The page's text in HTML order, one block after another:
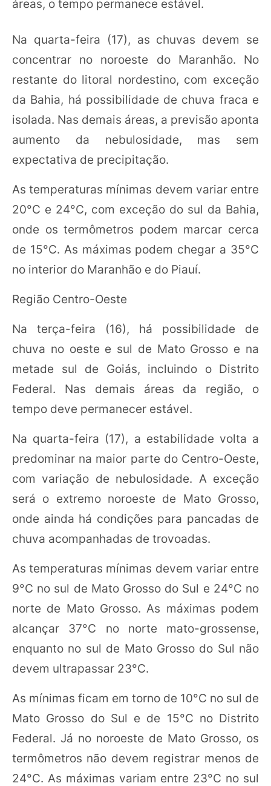
áreas, o tempo permanece estável.
Na quarta-feira (17), as chuvas devem se
concentrar no noroeste do Maranhão. No
restante do litoral nordestino, com exceção
da Bahia, há possibilidade de chuva fraca e
isolada. Nas demais áreas, a previsão aponta
aumento da nebulosidade, mas sem
expectativa de precipitação.
As temperaturas mínimas devem variar entre
20°C e 24°C, com exceção do sul da Bahia,
onde os termômetros podem marcar cerca
de 15°C. As máximas podem chegar a 35°C
no interior do Maranhão e do Piauí.
Região Centro-Oeste
Na terça-feira (16), há possibilidade de
chuva no oeste e sul de Mato Grosso e na
metade sul de Goiás, incluindo o Distrito
Federal. Nas demais áreas da região, o
tempo deve permanecer estável.
Na quarta-feira (17), a estabilidade volta a
predominar na maior parte do Centro-Oeste,
com variação de nebulosidade. A exceção
será o extremo noroeste de Mato Grosso,
onde ainda há condições para pancadas de
chuva acompanhadas de trovoadas.
As temperaturas mínimas devem variar entre
9°C no sul de Mato Grosso do Sul e 24°C no
norte de Mato Grosso. As máximas podem
alcançar 37°C no norte mato-grossense,
enquanto no sul de Mato Grosso do Sul não
devem ultrapassar 23°C.
As mínimas ficam em torno de 10°C no sul de
Mato Grosso do Sul e de 15°C no Distrito
Federal. Já no noroeste de Mato Grosso, os
termômetros não devem registrar menos de
24°C. As máximas variam entre 23°C no sul